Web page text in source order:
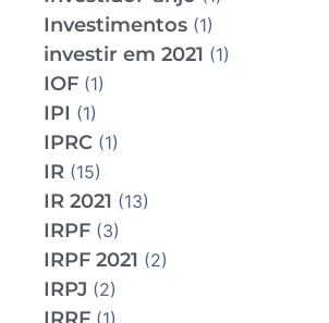
Investimentos (1)
investir em 2021 (1)
IOF (1)
IPI (1)
IPRC (1)
IR (15)
IR 2021 (13)
IRPF (3)
IRPF 2021 (2)
IRPJ (2)